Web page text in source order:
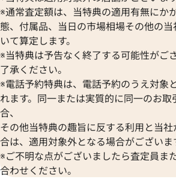
エルメス バスティア コインケース レザ
W刻印 シルバー金具
参考買取価格
※通常査定額は、当特典の適用有無にか
態、付属品、当日の市場相場その他の
いて算定します。
※当特典は予告なく終了する可能性がご
了承ください。
※電話予約特典は、電話予約のうえ対象
れます。同一または実質的に同一のお
合、
その他当特典の趣旨に反する利用と当
合は、適用対象外となる場合がございま
※ご不明な点がございましたら査定員ま
合わせください。